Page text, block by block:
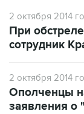
2 октября 2014
При
сотрудник
2 октября 2014
Ополченцы
заявления о